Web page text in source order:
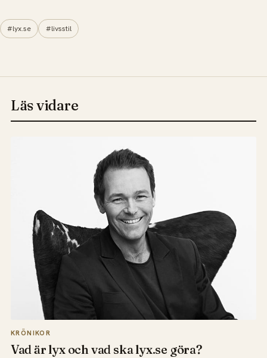
#lyx.se #livsstil
Läs vidare
KRÖNIKOR
Vad är lyx och vad ska lyx.se göra?